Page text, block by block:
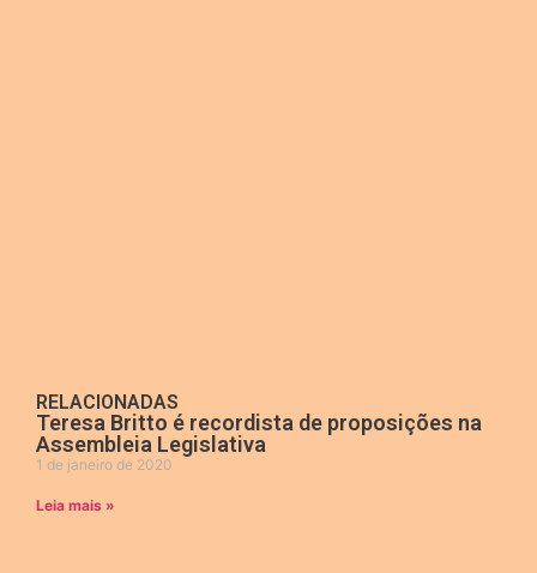
RELACIONADAS
Teresa Britto é recordista de proposições na
Assembleia Legislativa
1 de janeiro de 2020
Leia mais »